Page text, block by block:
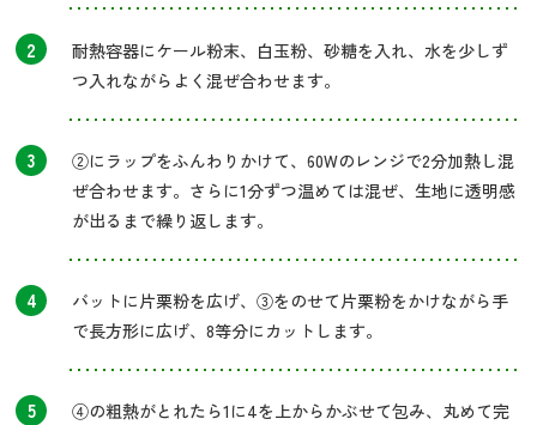
2
耐熱容器にケール粉末、白玉粉、砂糖を入れ、水を少しず
つ入れながらよく混ぜ合わせます。
3
②にラップをふんわりかけて、60Wのレンジで2分加熱し混
ぜ合わせます。さらに1分ずつ温めては混ぜ、生地に透明感
が出るまで繰り返します。
4
バットに片栗粉を広げ、③をのせて片栗粉をかけながら手
で長方形に広げ、8等分にカットします。
5
④の粗熱がとれたら1に4を上からかぶせて包み、丸めて完